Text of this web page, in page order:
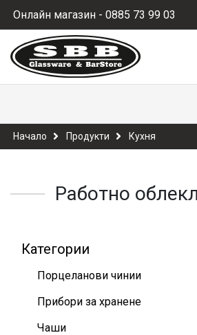
Онлайн магазин - 0885 73 99 03
Начало Продукти Кухня
Работно
Категории
Порцеланови чинии
Прибори за хранене
Чаши